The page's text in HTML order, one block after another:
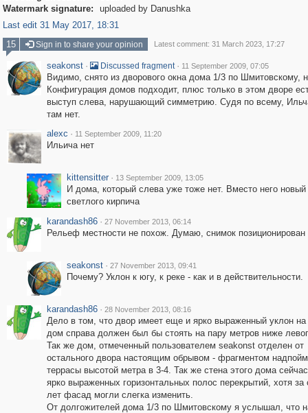
Watermark signature:
uploaded by Danushka
Last edit 31 May 2017, 18:31
15
Sign in to share your opinion Latest comment: 31 March 2023, 17:27
seakonst · Discussed fragment · 11 September 2009, 07:05
Видимо, снято из дворового окна дома 1/3 по Шмитовскому,
Конфигурация домов подходит, плюс только в этом дворе
выступ слева, нарушающий симметрию. Судя по всему,
там нет.
alexc · 11 September 2009, 11:20
Ильича нет
kittensitter · 13 September 2009, 13:05
И дома, который слева уже тоже нет. Вместо него новый
светлого кирпича
karandash86 · 27 November 2013, 06:14
Рельеф местности не похож. Думаю, снимок
seakonst · 27 November 2013, 09:41
Почему? Уклон к югу, к реке - как и в действительности.
karandash86 · 28 November 2013, 08:16
Дело в том, что двор имеет еще и ярко выраженный уклон на
дом справа должен был бы стоять на пару метров ниже
Так же дом, отмеченный пользователем seakonst отделен от
остального двора настоящим обрывом - фрагментом
террасы высотой метра в 3-4. Так же стена этого дома
ярко выраженных горизонтальных полос перекрытий, хотя за
лет фасад могли слегка изменить.
От долгожителей дома 1/3 по Шмитовскому я услышал, что